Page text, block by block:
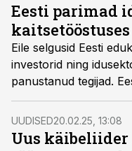
Eesti parimad
kaitsetööstuses
Eile selgusid Eesti
investorid ning
panustanud tegijad.
valiti välja üle 300
kogukonna liikmed ise.
UUDISED20.02.25, 13:08
Uus